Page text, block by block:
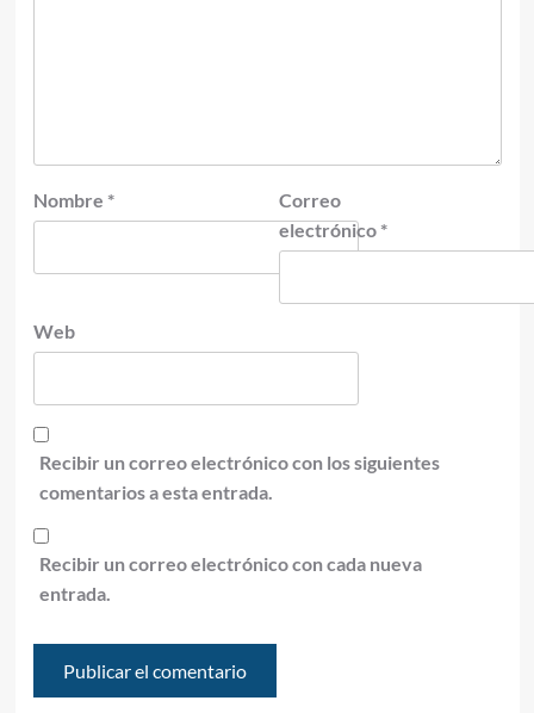
Nombre *
Correo
electrónico *
Web
Recibir un correo electrónico con los siguientes
comentarios a esta entrada.
Recibir un correo electrónico con cada nueva
entrada.